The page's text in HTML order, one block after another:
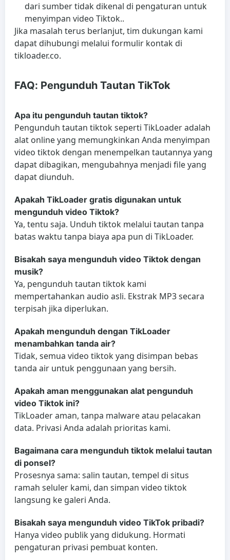
dari sumber tidak dikenal di pengaturan untuk
menyimpan video Tiktok..
Jika masalah terus berlanjut, tim dukungan kami
dapat dihubungi melalui formulir kontak di
tikloader.co.
FAQ: Pengunduh Tautan TikTok
Apa itu pengunduh tautan tiktok?
Pengunduh tautan tiktok seperti TikLoader adalah
alat online yang memungkinkan Anda menyimpan
video tiktok dengan menempelkan tautannya yang
dapat dibagikan, mengubahnya menjadi file yang
dapat diunduh.
Apakah TikLoader gratis digunakan untuk
mengunduh video Tiktok?
Ya, tentu saja. Unduh tiktok melalui tautan tanpa
batas waktu tanpa biaya apa pun di TikLoader.
Bisakah saya mengunduh video Tiktok dengan
musik?
Ya, pengunduh tautan tiktok kami
mempertahankan audio asli. Ekstrak MP3 secara
terpisah jika diperlukan.
Apakah mengunduh dengan TikLoader
menambahkan tanda air?
Tidak, semua video tiktok yang disimpan bebas
tanda air untuk penggunaan yang bersih.
Apakah aman menggunakan alat pengunduh
video Tiktok ini?
TikLoader aman, tanpa malware atau pelacakan
data. Privasi Anda adalah prioritas kami.
Bagaimana cara mengunduh tiktok melalui tautan
di ponsel?
Prosesnya sama: salin tautan, tempel di situs
ramah seluler kami, dan simpan video tiktok
langsung ke galeri Anda.
Bisakah saya mengunduh video TikTok pribadi?
Hanya video publik yang didukung. Hormati
pengaturan privasi pembuat konten.